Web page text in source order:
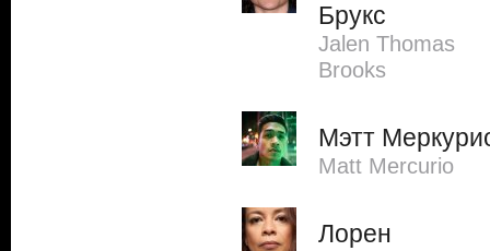
Брукс
Jalen Thomas
Brooks
Мэтт
Matt Mercurio
Лорен